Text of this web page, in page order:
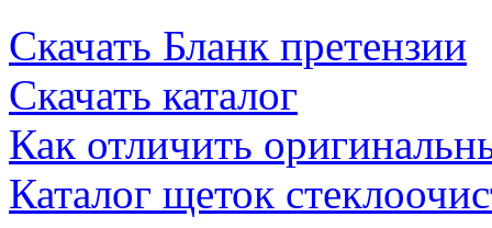
Скачать Бланк претензии
Скачать каталог
Как отличить
Каталог щеток